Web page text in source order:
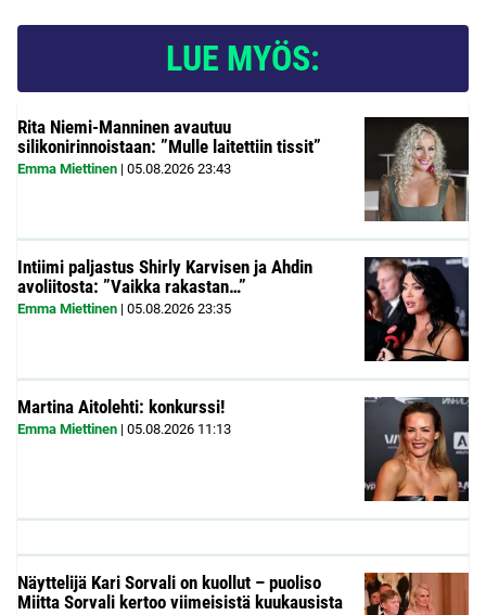
LUE MYÖS:
Rita Niemi-Manninen avautuu
silikonirinnoistaan: ”Mulle laitettiin tissit”
Emma Miettinen | 05.08.2026 23:43
Intiimi paljastus Shirly Karvisen ja Ahdin
avoliitosta: ”Vaikka rakastan…”
Emma Miettinen | 05.08.2026 23:35
Martina Aitolehti: konkurssi!
Emma Miettinen | 05.08.2026 11:13
Näyttelijä Kari Sorvali on kuollut – puoliso
Miitta Sorvali kertoo viimeisistä kuukausista